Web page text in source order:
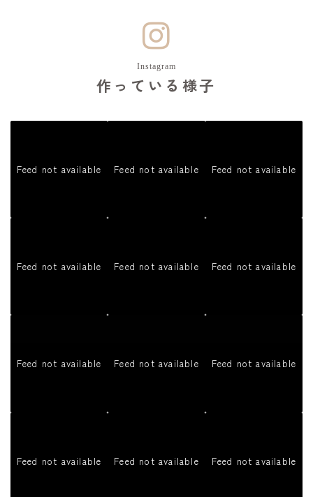
Instagram
作っている様子
Feed not available Feed not available Feed not available
Feed not available Feed not available Feed not available
Feed not available Feed not available Feed not available
Feed not available Feed not available Feed not available